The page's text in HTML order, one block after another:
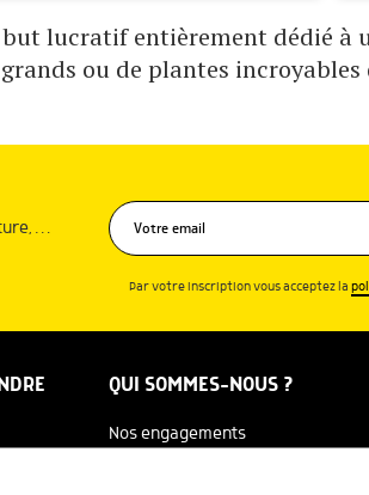
lucratif entièrement dédié à
ou de plantes
…
Par votre inscription vous acceptez la
QUI SOMMES-NOUS ?
Nos engagements